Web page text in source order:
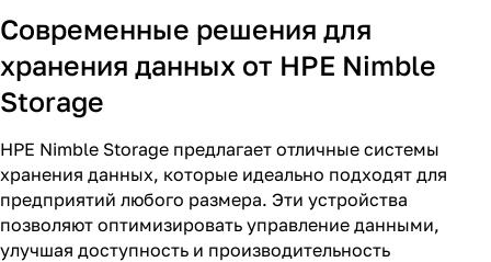
Современные решения для
хранения данных от HPE Nimble
Storage
HPE Nimble Storage предлагает отличные системы
хранения данных, которые идеально подходят для
предприятий любого размера. Эти устройства
позволяют оптимизировать управление данными,
улучшая доступность и производительность